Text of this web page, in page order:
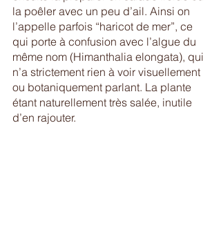
la poêler avec un peu d’ail. Ainsi on
l’appelle parfois “haricot de mer”, ce
qui porte à confusion avec l’algue du
même nom (Himanthalia elongata), qui
n’a strictement rien à voir visuellement
ou botaniquement parlant. La plante
étant naturellement très salée, inutile
d’en rajouter.